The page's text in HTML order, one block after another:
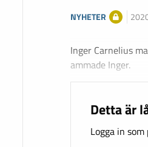
NYHETER
Inger Carnelius
ammade Inger.
Detta är
Logga in